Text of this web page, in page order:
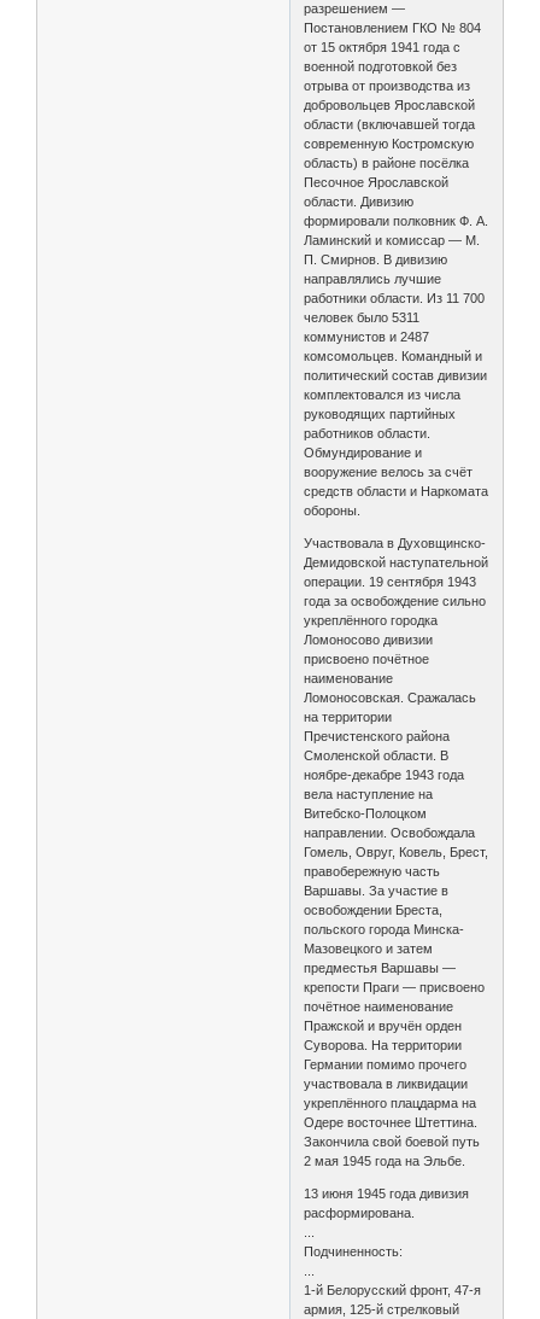
разрешением —
Постановлением ГКО № 804
от 15 октября 1941 года с
военной подготовкой без
отрыва от производства из
добровольцев Ярославской
области (включавшей тогда
современную Костромскую
область) в районе посёлка
Песочное Ярославской
области. Дивизию
формировали полковник Ф. А.
Ламинский и комиссар — М.
П. Смирнов. В дивизию
направлялись лучшие
работники области. Из 11 700
человек было 5311
коммунистов и 2487
комсомольцев. Командный и
политический состав дивизии
комплектовался из числа
руководящих партийных
работников области.
Обмундирование и
вооружение велось за счёт
средств области и Наркомата
обороны.
Участвовала в Духовщинско-
Демидовской наступательной
операции. 19 сентября 1943
года за освобождение сильно
укреплённого городка
Ломоносово дивизии
присвоено почётное
наименование
Ломоносовская. Сражалась
на территории
Пречистенского района
Смоленской области. В
ноябре-декабре 1943 года
вела наступление на
Витебско-Полоцком
направлении. Освобождала
Гомель, Овруг, Ковель, Брест,
правобережную часть
Варшавы. За участие в
освобождении Бреста,
польского города Минска-
Мазовецкого и затем
предместья Варшавы —
крепости Праги — присвоено
почётное наименование
Пражской и вручён орден
Суворова. На территории
Германии помимо прочего
участвовала в ликвидации
укреплённого плацдарма на
Одере восточнее Штеттина.
Закончила свой боевой путь
2 мая 1945 года на Эльбе.
13 июня 1945 года дивизия
расформирована.
Подчиненность:
1-й Белорусский фронт, 47-я
армия, 125-й стрелковый